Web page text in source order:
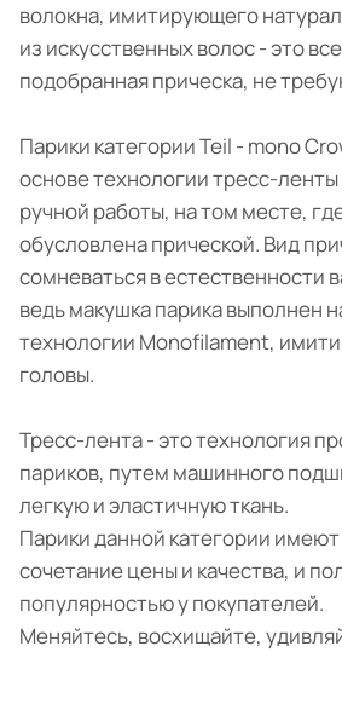
волокна, имитирующего
из искусственных волос - это
подобранная прическа, не
Парики категории Teil - mono
основе технологии тресс-
ручной работы, на том месте,
обусловлена прической. Вид
сомневаться в естественности
ведь макушка парика выполнен
технологии Monofilament,
головы.
Тресс-лента - это технология
париков, путем машинного
легкую и эластичную ткань.
Парики данной категории
сочетание цены и качества, и
популярностью у покупателей.
Меняйтесь, восхищайте,